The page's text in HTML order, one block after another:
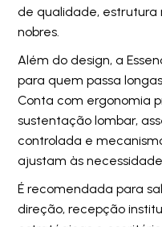
de qualidade,
nobres.
Além do design, a
para quem passa
Conta com ergonomia
sustentação lombar,
controlada e
ajustam às
É recomendada para
direção, recepção